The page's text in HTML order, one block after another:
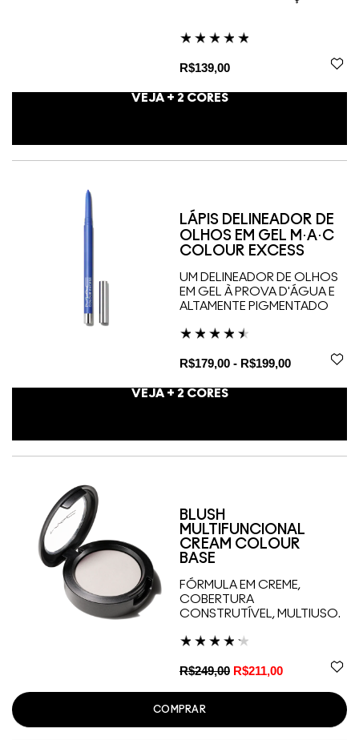
R$139,00
VEJA + 2 CORES
LÁPIS DELINEADOR DE
OLHOS EM GEL M·A·C
COLOUR EXCESS
UM DELINEADOR DE OLHOS
EM GEL À PROVA D'ÁGUA E
ALTAMENTE PIGMENTADO
R$179,00 - R$199,00
VEJA + 2 CORES
BLUSH
MULTIFUNCIONAL
CREAM COLOUR
BASE
FÓRMULA EM CREME,
COBERTURA
CONSTRUTÍVEL, MULTIUSO.
R$249,00 R$211,00
COMPRAR